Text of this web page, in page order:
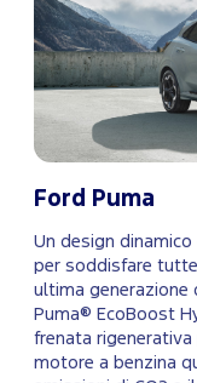
Ford Puma
Un design
per soddisfare
ultima generazione
Puma® EcoBoost
frenata
motore a benzina